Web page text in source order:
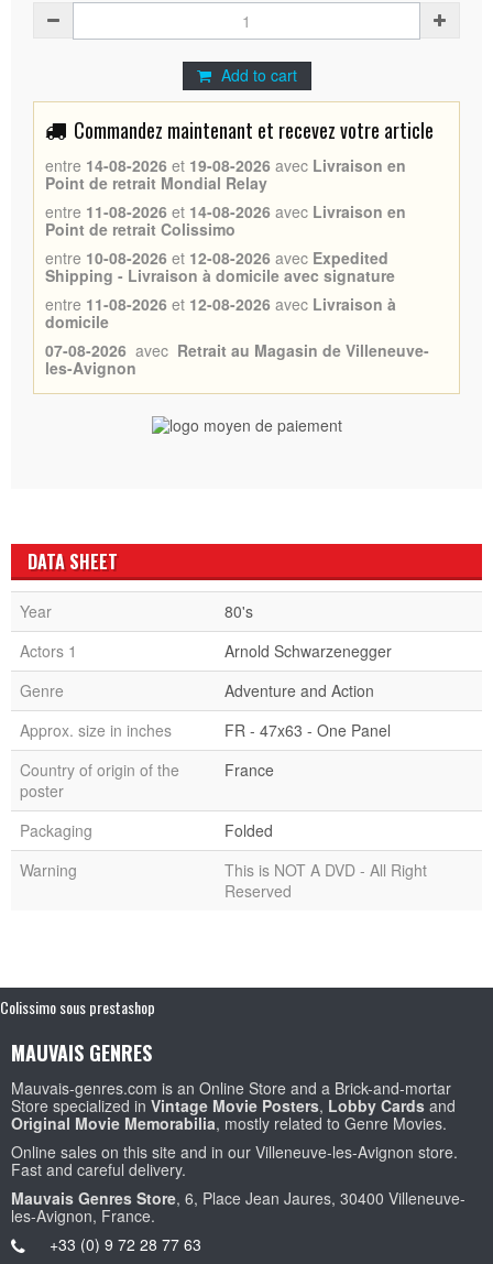
Add to cart
Commandez maintenant et recevez votre article
entre 14-08-2026 et 19-08-2026 avec Livraison en
Point de retrait Mondial Relay
entre 11-08-2026 et 14-08-2026 avec Livraison en
Point de retrait Colissimo
entre 10-08-2026 et 12-08-2026 avec Expedited
Shipping - Livraison à domicile avec signature
entre 11-08-2026 et 12-08-2026 avec Livraison à
domicile
07-08-2026 avec Retrait au Magasin de Villeneuve-
les-Avignon
DATA SHEET
Year
80's
Actors 1
Arnold Schwarzenegger
Genre
Adventure and Action
Approx. size in inches
FR - 47x63 - One Panel
Country of origin of the
poster
France
Packaging
Folded
Warning
This is NOT A DVD - All Right
Reserved
Colissimo sous prestashop
MAUVAIS GENRES
Mauvais-genres.com is an Online Store and a Brick-and-mortar
Store specialized in Vintage Movie Posters, Lobby Cards and
Original Movie Memorabilia, mostly related to Genre Movies.
Online sales on this site and in our Villeneuve-les-Avignon store.
Fast and careful delivery.
Mauvais Genres Store, 6, Place Jean Jaures, 30400 Villeneuve-
les-Avignon, France.
+33 (0) 9 72 28 77 63